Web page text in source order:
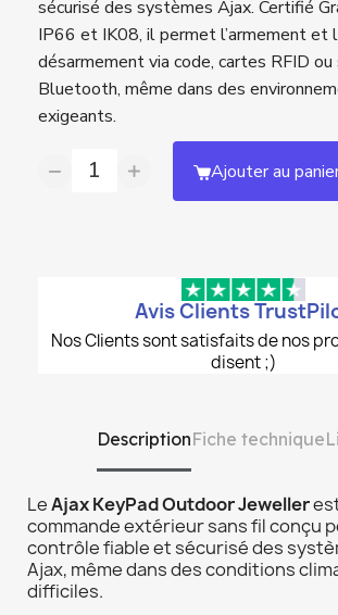
sécurisé des systèmes Ajax. Certifié
IP66 et IK08, il permet l’armement et
désarmement via code, cartes RFID
Bluetooth, même dans des
exigeants.
Ajouter au
Avis Clients
Nos Clients sont satisfaits de nos
disent ;)
DescriptionFiche technique
LeAjax KeyPad Outdoor Jeweller
commande extérieur sans fil conçu
contrôle fiable et sécurisé des
Ajax, même dans des conditions
difficiles.